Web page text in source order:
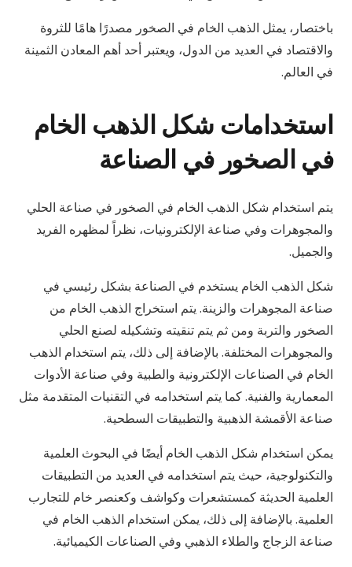
باختصار، يمثل الذهب الخام في الصخور مصدرًا هامًا للثروة
والاقتصاد في العديد من الدول، ويعتبر أحد أهم المعادن الثمينة
في العالم.
استخدامات شكل الذهب الخام
في الصخور في الصناعة
يتم استخدام شكل الذهب الخام في الصخور في صناعة الحلي
والمجوهرات وفي صناعة الإلكترونيات، نظراً لمظهره الفريد
والجميل.
شكل الذهب الخام يستخدم في الصناعة بشكل رئيسي في
صناعة المجوهرات والزينة. يتم استخراج الذهب الخام من
الصخور والتربة ومن ثم يتم تنقيته وتشكيله لصنع الحلي
والمجوهرات المختلفة. بالإضافة إلى ذلك، يتم استخدام الذهب
الخام في الصناعات الإلكترونية والطبية وفي صناعة الأدوات
المعمارية والفنية. كما يتم استخدامه في التقنيات المتقدمة مثل
صناعة الأقمشة الذهبية والتطبيقات السطحية.
يمكن استخدام شكل الذهب الخام أيضًا في البحوث العلمية
والتكنولوجية، حيث يتم استخدامه في العديد من التطبيقات
العلمية الحديثة كمستشعرات وكواشف وكعنصر خام للتجارب
العلمية. بالإضافة إلى ذلك، يمكن استخدام الذهب الخام في
صناعة الزجاج والطلاء الذهبي وفي الصناعات الكيميائية.